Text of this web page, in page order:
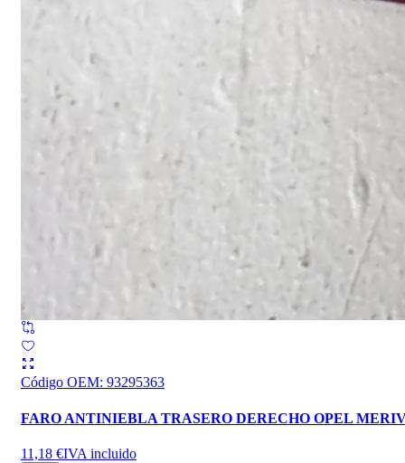
Código OEM: 93295363
FARO ANTINIEBLA TRASERO DERECHO OPEL
11,18 €IVA incluido